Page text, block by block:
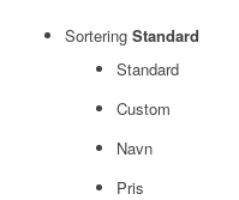
Sortering Standard
Standard
Custom
Navn
Pris